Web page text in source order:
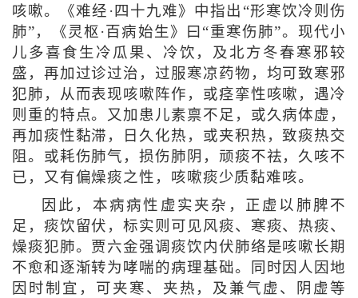
咳嗽。《难经·四十九难》中指出“形寒饮冷则伤
肺”，《灵枢·百病始生》曰“重寒伤肺”。现代小
儿多喜食生冷瓜果、冷饮，及北方冬春寒邪较
盛，再加过诊过治，过服寒凉药物，均可致寒邪
犯肺，从而表现咳嗽阵作，或痉挛性咳嗽，遇冷
则重的特点。又加患儿素禀不足，或久病体虚，
再加痰性黏滞，日久化热，或夹积热，致痰热交
阻。或耗伤肺气，损伤肺阴，顽痰不祛，久咳不
已，又有偏燥痰之性，咳嗽痰少质黏难咳。
因此，本病病性虚实夹杂，正虚以肺脾不
足，痰饮留伏，标实则可见风痰、寒痰、热痰、
燥痰犯肺。贾六金强调痰饮内伏肺络是咳嗽长期
不愈和逐渐转为哮喘的病理基础。同时因人因地
因时制宜，可夹寒、夹热，及兼气虚、阴虚等